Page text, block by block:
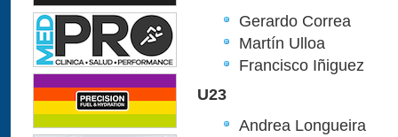
Gerardo Correa
Martín Ulloa
Francisco Iñiguez
U23
Andrea Longueira